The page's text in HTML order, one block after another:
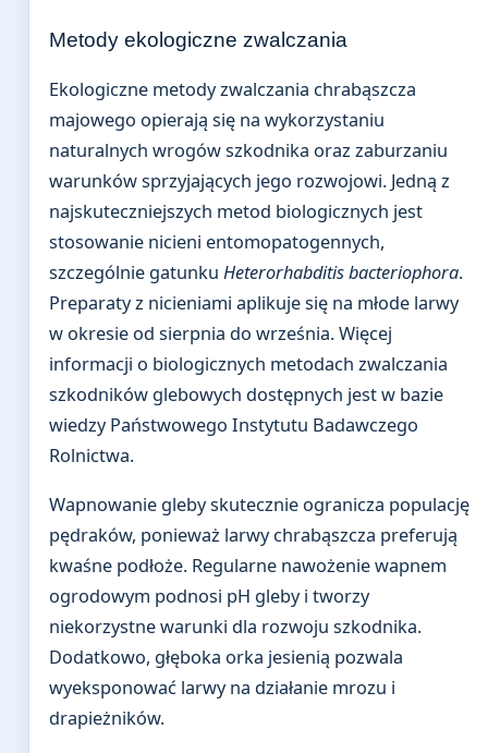
Metody ekologiczne zwalczania
Ekologiczne metody zwalczania chrabąszcza
majowego opierają się na wykorzystaniu
naturalnych wrogów szkodnika oraz zaburzaniu
warunków sprzyjających jego rozwojowi. Jedną z
najskuteczniejszych metod biologicznych jest
stosowanie nicieni entomopatogennych,
szczególnie gatunku Heterorhabditis bacteriophora.
Preparaty z nicieniami aplikuje się na młode larwy
w okresie od sierpnia do września. Więcej
informacji o biologicznych metodach zwalczania
szkodników glebowych dostępnych jest w bazie
wiedzy Państwowego Instytutu Badawczego
Rolnictwa.
Wapnowanie gleby skutecznie ogranicza populację
pędraków, ponieważ larwy chrabąszcza preferują
kwaśne podłoże. Regularne nawożenie wapnem
ogrodowym podnosi pH gleby i tworzy
niekorzystne warunki dla rozwoju szkodnika.
Dodatkowo, głęboka orka jesienią pozwala
wyeksponować larwy na działanie mrozu i
drapieżników.